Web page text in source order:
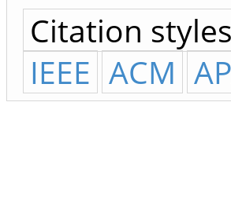
Citation
IEEE ACM